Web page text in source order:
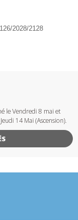
2028/2128
le Vendredi 8 mai et
14 Mai (Ascension).